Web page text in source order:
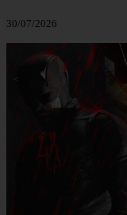
30/07/2026